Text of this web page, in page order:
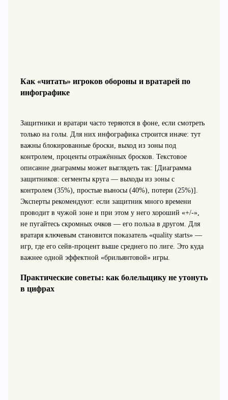
Как «читать» игроков обороны и вратарей по
инфографике
Защитники и вратари часто теряются в фоне, если смотреть
только на голы. Для них инфографика строится иначе: тут
важны блокированные броски, выход из зоны под
контролем, проценты отражённых бросков. Текстовое
описание диаграммы может выглядеть так: [Диаграмма
защитников: сегменты круга — выходы из зоны с
контролем (35%), простые выносы (40%), потери (25%)].
Эксперты рекомендуют: если защитник много времени
проводит в чужой зоне и при этом у него хороший «+/-»,
не пугайтесь скромных очков — его польза в другом. Для
вратаря ключевым становится показатель «quality starts» —
игр, где его сейв-процент выше среднего по лиге. Это куда
важнее одной эффектной «брильянтовой» игры.
Практические советы: как болельщику не утонуть
в цифрах